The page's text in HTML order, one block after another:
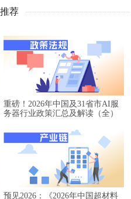
荐
重磅！2026年中国及31省市AI服
务器行业政策汇总及解读（全）
预见2026：《2026年中国超材料